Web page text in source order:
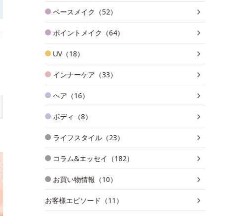
ベースメイク（52）
ポイントメイク（64）
UV（18）
インナーケア（33）
ヘア（16）
ボディ（8）
ライフスタイル（23）
コラム&エッセイ（182）
お買い物情報（10）
お客様エピソード（11）